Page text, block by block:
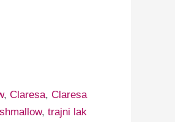
, Claresa, Claresa
, trajni lak